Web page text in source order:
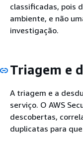
classificadas, pois
ambiente, e não
investigação.
Triagem e
A triagem e a
serviço. O AWS
descobertas,
duplicatas para